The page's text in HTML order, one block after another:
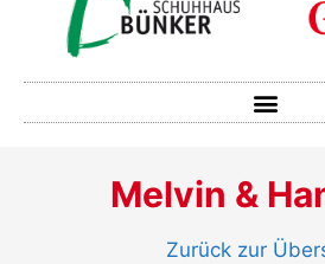
Melvin &
Zurück zur